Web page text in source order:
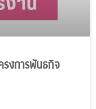
งการพันธกิจ